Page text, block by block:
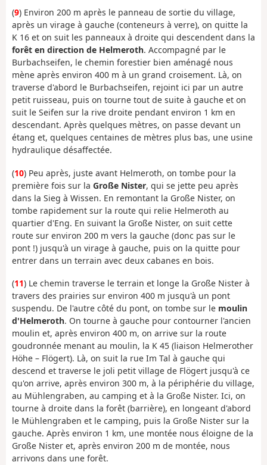
(9) Environ 200 m après le panneau de sortie du village,
après un virage à gauche (conteneurs à verre), on quitte la
K 16 et on suit les panneaux à droite qui descendent dans la
forêt en direction de Helmeroth. Accompagné par le
Burbachseifen, le chemin forestier bien aménagé nous
mène après environ 400 m à un grand croisement. Là, on
traverse d'abord le Burbachseifen, rejoint ici par un autre
petit ruisseau, puis on tourne tout de suite à gauche et on
suit le Seifen sur la rive droite pendant environ 1 km en
descendant. Après quelques mètres, on passe devant un
étang et, quelques centaines de mètres plus bas, une usine
hydraulique désaffectée.
(10) Peu après, juste avant Helmeroth, on tombe pour la
première fois sur la Große Nister, qui se jette peu après
dans la Sieg à Wissen. En remontant la Große Nister, on
tombe rapidement sur la route qui relie Helmeroth au
quartier d'Eng. En suivant la Große Nister, on suit cette
route sur environ 200 m vers la gauche (donc pas sur le
pont !) jusqu'à un virage à gauche, puis on la quitte pour
entrer dans un terrain avec deux cabanes en bois.
(11) Le chemin traverse le terrain et longe la Große Nister à
travers des prairies sur environ 400 m jusqu'à un pont
suspendu. De l'autre côté du pont, on tombe sur le moulin
d'Helmeroth. On tourne à gauche pour contourner l'ancien
moulin et, après environ 400 m, on arrive sur la route
goudronnée menant au moulin, la K 45 (liaison Helmerother
Höhe – Flögert). Là, on suit la rue Im Tal à gauche qui
descend et traverse le joli petit village de Flögert jusqu'à ce
qu'on arrive, après environ 300 m, à la périphérie du village,
au Mühlengraben, au camping et à la Große Nister. Ici, on
tourne à droite dans la forêt (barrière), en longeant d'abord
le Mühlengraben et le camping, puis la Große Nister sur la
gauche. Après environ 1 km, une montée nous éloigne de la
Große Nister et, après environ 200 m de montée, nous
arrivons dans une forêt.